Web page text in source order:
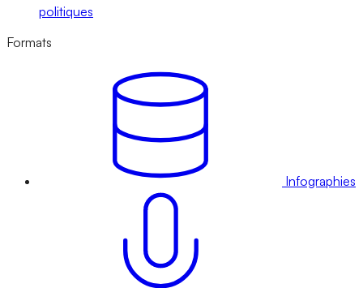
politiques
Formats
Infographies